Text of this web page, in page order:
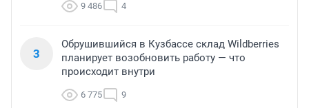
9 486 4
3
Обрушившийся в Кузбассе склад Wildberries
планирует возобновить работу — что
происходит внутри
6 775 9